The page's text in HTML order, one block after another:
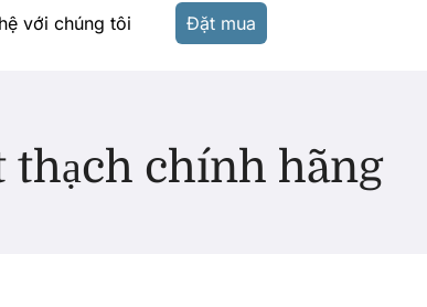
Українська
với chúng tôi
Đặt mua
thạch chính hãng